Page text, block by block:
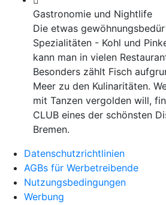
Gastronomie und Nightlife
Die etwas
Spezialitäten - Kohl und
kann man in vielen
Besonders zählt Fisch
Meer zu den Kulinaritäten.
mit Tanzen vergolden will,
CLUB eines der schönsten
Bremen.
Datenschutzrichtlinien
AGBs für Werbetreibende
Nutzungsbedingungen
Werbung